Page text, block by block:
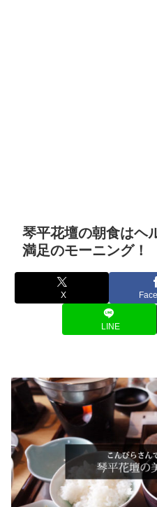
琴平花壇の朝食はヘ
満足のモーニング！
X
LINE